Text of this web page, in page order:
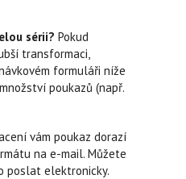
sérii? Pokud
transformaci,
formuláři níže
poukazů (např.
vám poukaz dorazí
na e-mail. Můžete
poslat elektronicky.